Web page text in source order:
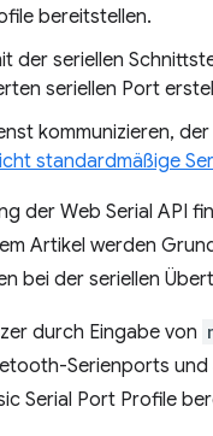
bereitstellen.
der seriellen
seriellen Port
kommunizieren,
standardmäßige
der Web Serial API
Artikel werden
bei der seriellen
durch Eingabe von
Serienports
Serial Port Profile